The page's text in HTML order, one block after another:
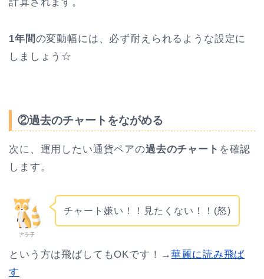
1年間の変動幅には、必ず耐えられるような設定に
しましょう☆
②過去のチャートをながめる
次に、運用したい通貨ペアの過去のチャート を確認
します。
アラ子
チャート嫌い！！見たくない！！(怒)
という方は飛ばしてもOKです！→華麗に読み飛ば
す